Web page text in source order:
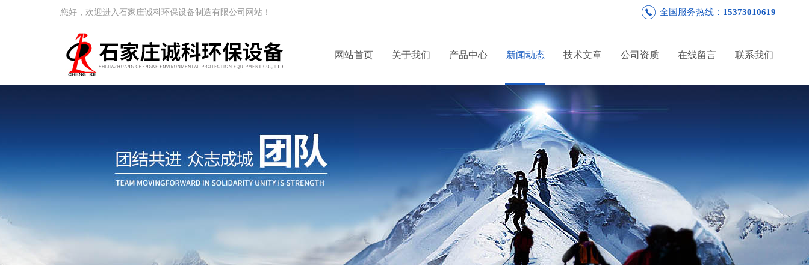
您好，欢迎进入石家庄诚科环保设备制造有限公司网站！ 全国服务热线： 15373010619
网站首页 关于我们 产品中心 新闻动态 技术文章 公司资质 在线留言 联系我们